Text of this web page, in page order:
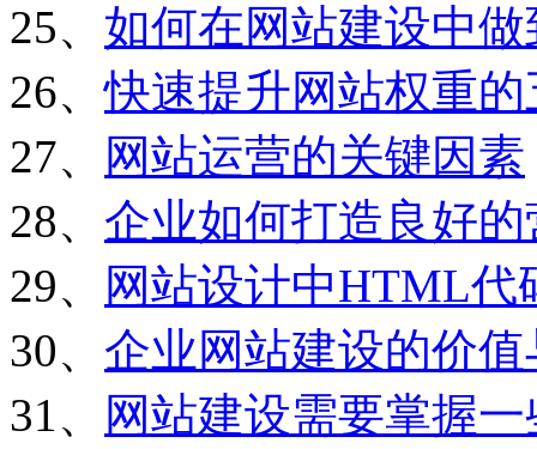
25、 如何在网站建设中
26、快速提升网站权重
27、
网站运营的关键因素
28、 企业如何打造良好
29、
网站设计中HTML代
30、 企业网站建设的价
31、
网站建设需要掌握